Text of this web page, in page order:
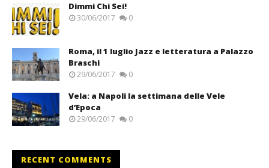
Dimmi Chi Sei!
30/06/2017 0
Roma, il 1 luglio Jazz e letteratura a Palazzo
Braschi
29/06/2017 0
Vela: a Napoli la settimana delle Vele
d’Epoca
29/06/2017 0
RECENT COMMENTS